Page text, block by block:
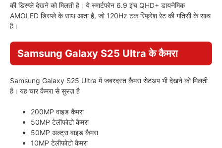
की डिस्प्ले देखने को मिलती है। ये स्मार्टफोन 6.9 इंच QHD+ डायनेमिक
AMOLED डिस्प्ले के साथ आता है, जो 120Hz टक रिफ्रेश रेट की गतिसी के साथ
है।
Samsung Galaxy S25 Ultra के कैमरा
Samsung Galaxy S25 Ultra में जबरदस्त कैमरा सेटअप भी देखने को मिलती
है। यह चार कैमरा से सुस्ज़ है
200MP वाइड कैमरा
50MP टेलीफोटो कैमरा
50MP अल्ट्रा वाइड कैमरा
10MP टेलीफोटो कैमरा